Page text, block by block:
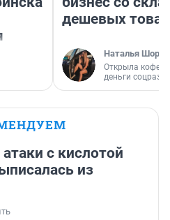
дешевых
Наталья
Открыла
деньги
с кислотой
из